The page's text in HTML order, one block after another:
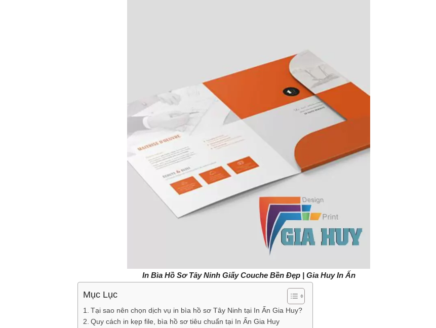
In Bìa Hồ Sơ Tây Ninh Giấy Couche Bền Đẹp | Gia Huy In Ấn
Mục Lục
Tại sao nên chọn dịch vụ in bìa hồ sơ Tây Ninh tại In Ấn Gia Huy?
Quy cách in kẹp file, bìa hồ sơ tiêu chuẩn tại In Ấn Gia Huy